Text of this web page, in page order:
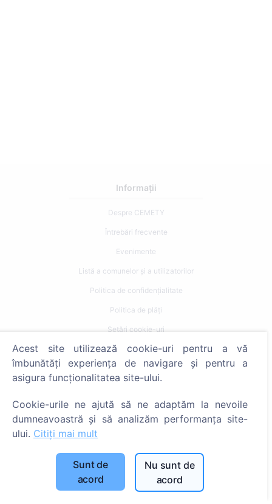
Informații
Despre CEMETY
Întrebări frecvente
Evenimente
Listă a comunelor și a utilizatorilor
Politica de confidențialitate
Politica de plăți
Setări cookie-uri
Caută
Caută decedați
Caută cimitire
Servicii
Contacte
SIA "CEMETY", LV40103618951
Acest site utilizează cookie-uri pentru a vă
îmbunătăți experiența de navigare și pentru a
asigura funcționalitatea site-ului.
Cookie-urile ne ajută să ne adaptăm la nevoile
dumneavoastră și să analizăm performanța site-
ului. Citiți mai mult
Sunt de
acord
Nu sunt de
acord